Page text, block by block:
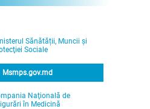
Sănătății, Muncii și
Sociale
Msmps.gov.md
Naţională de
în Medicină